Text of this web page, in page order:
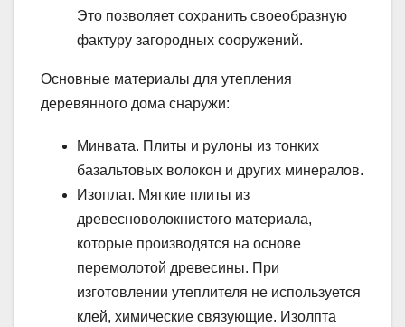
Это позволяет сохранить своеобразную
фактуру загородных сооружений.
Основные материалы для утепления
деревянного дома снаружи:
Минвата. Плиты и рулоны из тонких
базальтовых волокон и других минералов.
Изоплат. Мягкие плиты из
древесноволокнистого материала,
которые производятся на основе
перемолотой древесины. При
изготовлении утеплителя не используется
клей, химические связующие. Изолпта